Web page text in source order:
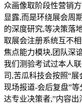
众画像取阶段性营销
显露,而是环绕展会周
的深度研究,等决策落
取展会注册系统互不
焦点能力模块,团队深
我们测验考试过本人
司,苦瓜科技会按照“
现场报道-会后复盘”
达专业决策者,”内容出